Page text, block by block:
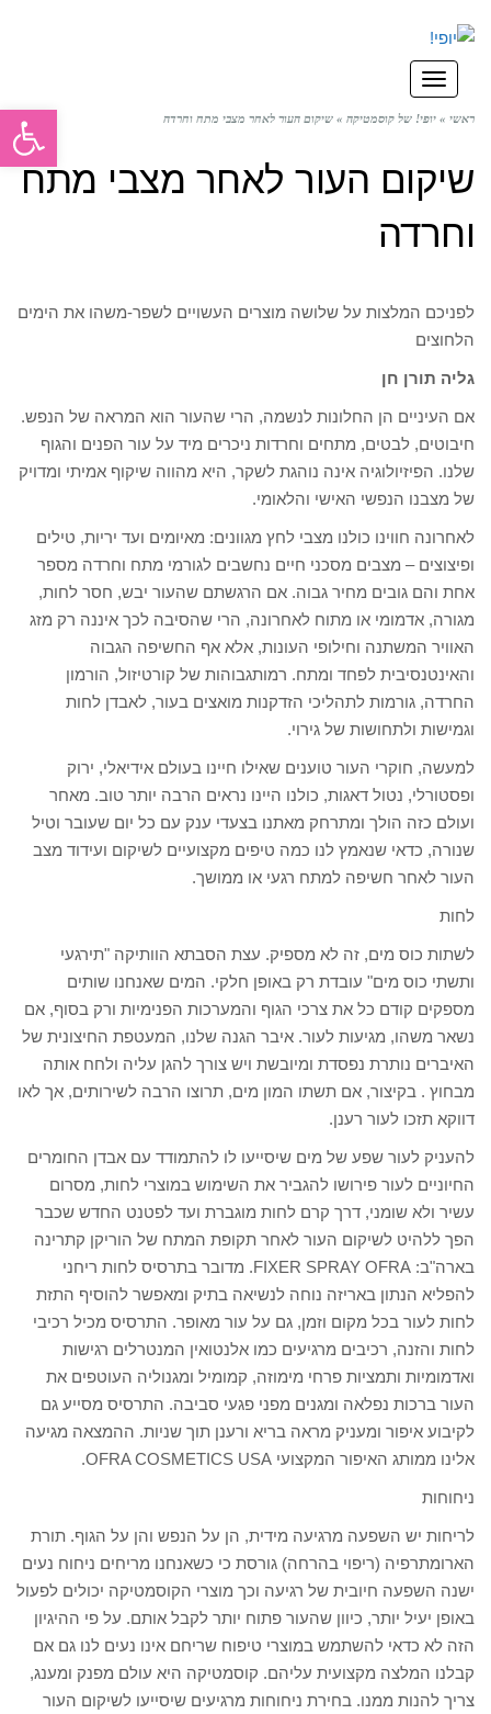
תפריט
ראשי » יופי! של קוסמטיקה » שיקום העור לאחר מצבי מתח וחרדה
שיקום העור לאחר מצבי מתח
וחרדה
לפניכם המלצות על שלושה מוצרים העשויים לשפר-משהו את הימים
הלחוצים
גליה תורן חן
אם העיניים הן החלונות לנשמה, הרי שהעור הוא המראה של הנפש.
חיבוטים, לבטים, מתחים וחרדות ניכרים מיד על עור הפנים והגוף
שלנו. הפיזיולוגיה אינה נוהגת לשקר, היא מהווה שיקוף אמיתי ומדויק
של מצבנו הנפשי האישי והלאומי.
לאחרונה חווינו כולנו מצבי לחץ מגוונים: מאיומים ועד יריות, טילים
ופיצוצים – מצבים מסכני חיים נחשבים לגורמי מתח וחרדה מספר
אחת והם גובים מחיר גבוה. אם הרגשתם שהעור יבש, חסר לחות,
מגורה, אדמומי או מתוח לאחרונה, הרי שהסיבה לכך איננה רק מזג
האוויר המשתנה וחילופי העונות, אלא אף החשיפה הגבוה
והאינטנסיבית לפחד ומתח. רמותגבוהות של קורטיזול, הורמון
החרדה, גורמות לתהליכי הזדקנות מואצים בעור, לאבדן לחות
וגמישות ולתחושות של גירוי.
למעשה, חוקרי העור טוענים שאילו חיינו בעולם אידיאלי, ירוק
ופסטורלי, נטול דאגות, כולנו היינו נראים הרבה יותר טוב. מאחר
ועולם כזה הולך ומתרחק מאתנו בצעדי ענק עם כל יום שעובר וטיל
שנורה, כדאי שנאמץ לנו כמה טיפים מקצועיים לשיקום ועידוד מצב
העור לאחר חשיפה למתח רגעי או ממושך.
לחות
לשתות כוס מים, זה לא מספיק. עצת הסבתא הוותיקה "תירגעי
ותשתי כוס מים" עובדת רק באופן חלקי. המים שאנחנו שותים
מספקים קודם כל את צרכי הגוף והמערכות הפנימיות ורק בסוף, אם
נשאר משהו, מגיעות לעור. איבר הגנה שלנו, המעטפת החיצונית של
האיברים נותרת נפסדת ומיובשת ויש צורך להגן עליה ולחח אותה
מבחוץ . בקיצור, אם תשתו המון מים, תרוצו הרבה לשירותים, אך לאו
דווקא תזכו לעור רענן.
להעניק לעור שפע של מים שיסייעו לו להתמודד עם אבדן החומרים
החיוניים לעור פירושו להגביר את השימוש במוצרי לחות, מסרום
עשיר ולא שומני, דרך קרם לחות מוגברת ועד לפטנט החדש שכבר
הפך ללהיט לשיקום העור לאחר תקופת המתח של הוריקן קתרינה
בארה"ב: FIXER SPRAY OFRA. מדובר בתרסיס לחות ריחני
להפליא הנתון באריזה נוחה לנשיאה בתיק ומאפשר להוסיף התזת
לחות לעור בכל מקום וזמן, גם על עור מאופר. התרסיס מכיל רכיבי
לחות והזנה, רכיבים מרגיעים כמו אלנטואין המנטרלים רגישות
ואדמומיות ותמציות פרחי מימוזה, קמומיל ומגנוליה העוטפים את
העור ברכות נפלאה ומגנים מפני פגעי סביבה. התרסיס מסייע גם
לקיבוע איפור ומעניק מראה בריא ורענן תוך שניות. ההמצאה מגיעה
אלינו ממותג האיפור המקצועי OFRA COSMETICS USA.
ניחוחות
לריחות יש השפעה מרגיעה מידית, הן על הנפש והן על הגוף. תורת
הארומתרפיה (ריפוי בהרחה) גורסת כי כשאנחנו מריחים ניחוח נעים
ישנה השפעה חיובית של רגיעה וכך מוצרי הקוסמטיקה יכולים לפעול
באופן יעיל יותר, כיוון שהעור פתוח יותר לקבל אותם. על פי ההיגיון
הזה לא כדאי להשתמש במוצרי טיפוח שריחם אינו נעים לנו גם אם
קבלנו המלצה מקצועית עליהם. קוסמטיקה היא עולם מפנק ומענג,
צריך להנות ממנו. בחירת ניחוחות מרגיעים שיסייעו לשיקום העור
פתח